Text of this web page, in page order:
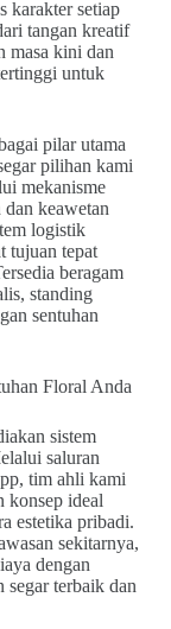
karakter setiap
tangan kreatif
masa kini dan
untuk
pilar utama
pilihan kami
mekanisme
keawetan
logistik
tujuan tepat
beragam
standing
sentuhan
Floral Anda
sistem
saluran
tim ahli kami
konsep ideal
estetika pribadi.
sekitarnya,
dengan
terbaik dan